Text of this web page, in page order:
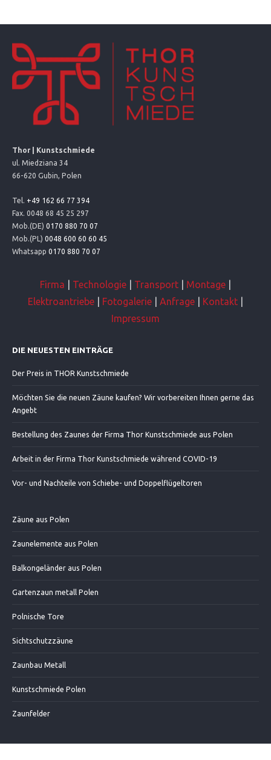
Thor | Kunstschmiede
ul. Miedziana 34
66-620 Gubin, Polen
Tel. +49 162 66 77 394
Fax. 0048 68 45 25 297
Mob.(DE) 0170 880 70 07
Mob.(PL) 0048 600 60 60 45
Whatsapp 0170 880 70 07
Firma Technologie Transport Montage
Elektroantriebe
Fotogalerie Anfrage Kontakt
Impressum
DIE NEUESTEN EINTRÄGE
Der Preis in THOR Kunstschmiede
Möchten Sie die neuen Zäune kaufen? Wir vorbereiten Ihnen gerne das
Angebt
Bestellung des Zaunes der Firma Thor Kunstschmiede aus Polen
Arbeit in der Firma Thor Kunstschmiede während COVID-19
Vor- und Nachteile von Schiebe- und Doppelflügeltoren
Zäune aus Polen
Zaunelemente aus Polen
Balkongeländer aus Polen
Gartenzaun metall Polen
Polnische Tore
Sichtschutzzäune
Zaunbau Metall
Kunstschmiede Polen
Zaunfelder